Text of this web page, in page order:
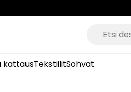
kattausTekstiilitSohvat